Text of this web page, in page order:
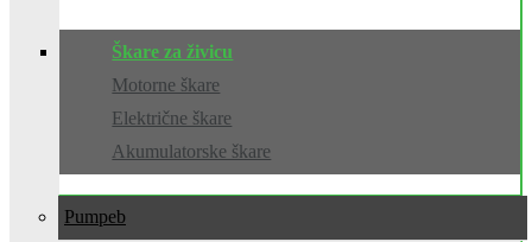
Škare za živicu
Motorne škare
Električne škare
Akumulatorske škare
Pumpe